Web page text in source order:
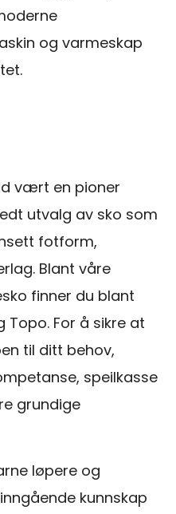
og varmeskap
vært en pioner
utvalg av sko som
fotform,
Blant våre
finner du blant
Topo. For å sikre at
til ditt behov,
speilkasse
grundige
løpere og
kunnskap